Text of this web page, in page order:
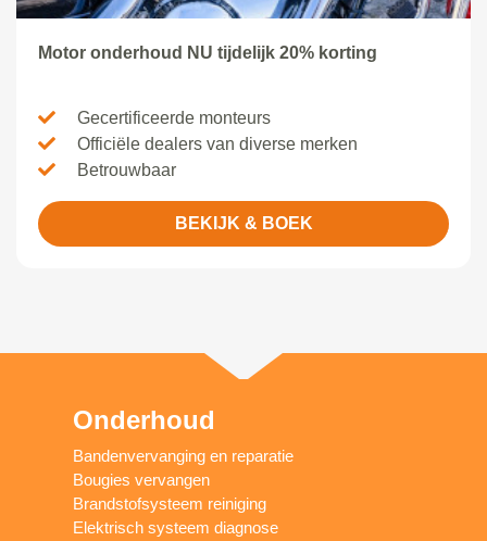
Motor onderhoud NU tijdelijk 20% korting
Gecertificeerde monteurs
Officiële dealers van diverse merken
Betrouwbaar
BEKIJK & BOEK
Onderhoud
Bandenvervanging en reparatie
Bougies vervangen
Brandstofsysteem reiniging
Elektrisch systeem diagnose